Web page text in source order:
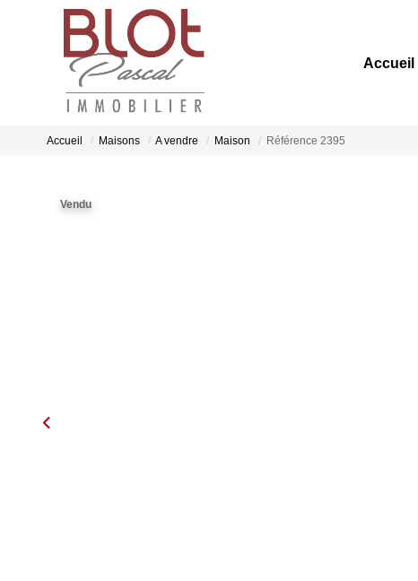
Accueil
Accueil Maisons A vendre Maison Référence 2395
Vendu